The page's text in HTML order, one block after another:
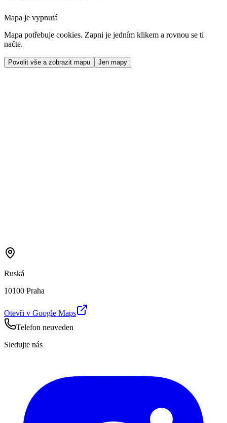
Mapa je vypnutá
Mapa potřebuje cookies. Zapni je jedním klikem a rovnou se ti
načte.
Povolit vše a zobrazit mapu Jen mapy
Ruská
10100 Praha
Otevři v Google Maps
Telefon neuveden
Sledujte nás